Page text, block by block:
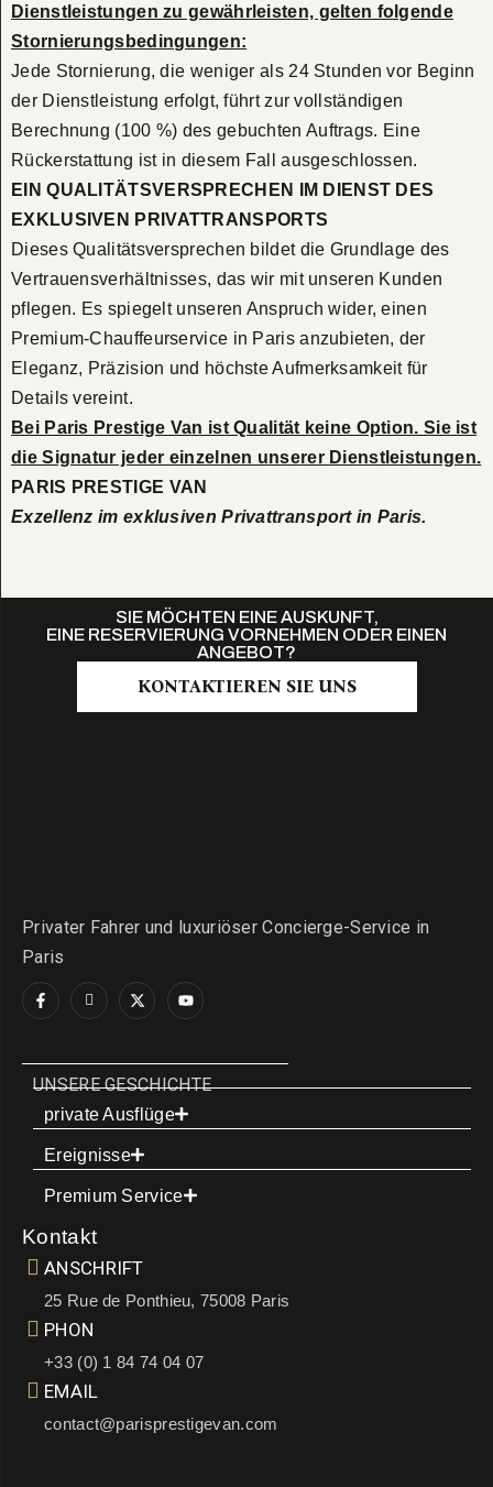
Dienstleistungen zu gewährleisten, gelten folgende
Stornierungsbedingungen:
Jede Stornierung, die weniger als 24 Stunden vor Beginn
der Dienstleistung erfolgt, führt zur vollständigen
Berechnung (100 %) des gebuchten Auftrags. Eine
Rückerstattung ist in diesem Fall ausgeschlossen.
EIN QUALITÄTSVERSPRECHEN IM DIENST DES
EXKLUSIVEN PRIVATTRANSPORTS
Dieses Qualitätsversprechen bildet die Grundlage des
Vertrauensverhältnisses, das wir mit unseren Kunden
pflegen. Es spiegelt unseren Anspruch wider, einen
Premium-Chauffeurservice in Paris anzubieten, der
Eleganz, Präzision und höchste Aufmerksamkeit für
Details vereint.
Bei Paris Prestige Van ist Qualität keine Option. Sie ist
die Signatur jeder einzelnen unserer Dienstleistungen.
PARIS PRESTIGE VAN
Exzellenz im exklusiven Privattransport in Paris.
SIE MÖCHTEN EINE AUSKUNFT,
EINE RESERVIERUNG VORNEHMEN ODER EINEN
ANGEBOT?
KONTAKTIEREN SIE UNS
Privater Fahrer und luxuriöser Concierge-Service in
Paris
UNSERE GESCHICHTE
private Ausflüge
Ereignisse
Premium Service
Kontakt
ANSCHRIFT
25 Rue de Ponthieu, 75008 Paris
PHON
+33 (0) 1 84 74 04 07
EMAIL
contact@parisprestigevan.com